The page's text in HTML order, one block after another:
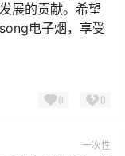
展的贡献。希望
电子烟，享受
0 0
一次性